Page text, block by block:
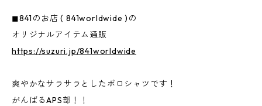
◼︎841のお店 ( 841worldwide )の
オリジナルアイテム通販
https://suzuri.jp/841worldwide
爽やかなサラサラとしたポロシャツです！
がんばるAPS部！！